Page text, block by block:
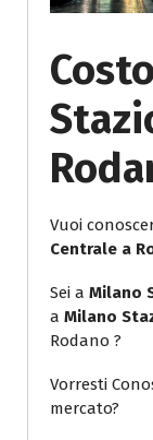
Vuoi
Centrale a
Sei a Milano
a Milano
Rodano ?
Vorresti
mercato?